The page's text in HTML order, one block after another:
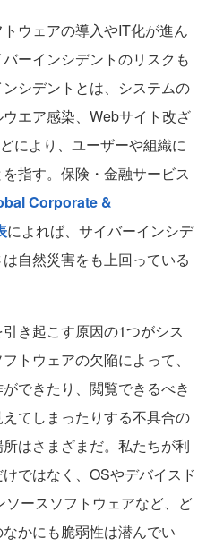
ウェアの導入やIT化が進ん
ーインシデントのリスクも
シデントとは、システムの
エア感染、Webサイト改ざ
により、ユーザーや組織に
指す。保険・金融サービス
Corporate &
によれば、サイバーインシデ
自然災害をも上回っている
き起こす原因の1つがシス
トウェアの欠陥によって、
できたり、閲覧できるべき
てしまったりする不具合の
はさまざまだ。私たちが利
ではなく、OSやデバイスド
ースソフトウェアなど、ど
かにも脆弱性は潜んでい